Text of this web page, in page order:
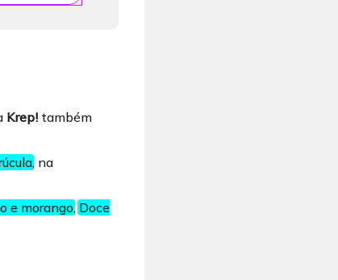
Krep! também
, na
e morango, Doce